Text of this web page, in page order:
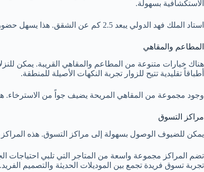
الاستكشافية بسهولة.
استاد الملك فهد الدولي يبعد 2.5 كم عن الشقق. هذا يسهل حضور الفعاليات الرياضية والثقافية للزوار
المطاعم والمقاهي
هناك خيارات متنوعة من المطاعم والمقاهي القريبة. يمكن
أطباقاً تقليدية تتيح للزوار تجربة النكهات الأصيلة للمنطقة.
وجود مجموعة من المقاهي المريحة يضيف جواً من الاسترخاء.
مراكز التسوق
يمكن للضيوف الوصول بسهولة إلى مراكز التسوق. هذه المراكز
تضم المراكز مجموعة واسعة من المتاجر التي تلبي احتياجات
تجربة تسوق فريدة تجمع بين الموديلات الحديثة والتصميم الفريد.